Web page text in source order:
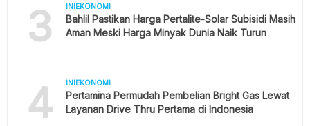
3 INIEKONOMI
Bahlil Pastikan Harga Pertalite-Solar Subisidi Masih
Aman Meski Harga Minyak Dunia Naik Turun
4 INIEKONOMI
Pertamina Permudah Pembelian Bright Gas Lewat
Layanan Drive Thru Pertama di Indonesia